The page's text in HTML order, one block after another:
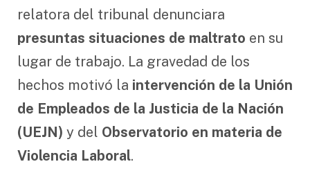
relatora del tribunal denunciara
presuntas situaciones de maltrato en su
lugar de trabajo. La gravedad de los
hechos motivó la intervención de la Unión
de Empleados de la Justicia de la Nación
(UEJN) y del Observatorio en materia de
Violencia Laboral.